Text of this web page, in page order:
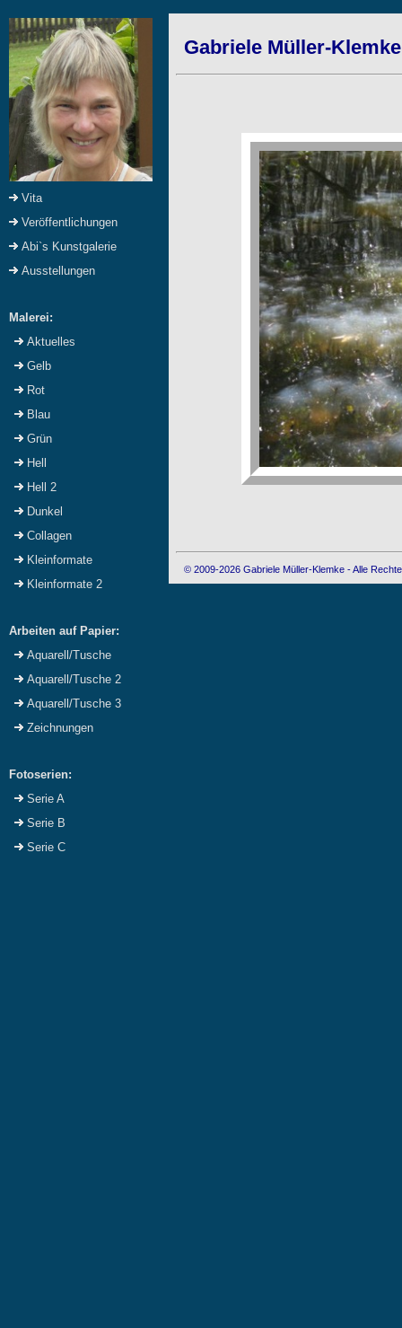
Vita
Veröffentlichungen
Abi`s Kunstgalerie
Ausstellungen
Malerei:
Aktuelles
Gelb
Rot
Blau
Grün
Hell
Hell 2
Dunkel
Collagen
Kleinformate
Kleinformate 2
Arbeiten auf Papier:
Aquarell/Tusche
Aquarell/Tusche 2
Aquarell/Tusche 3
Zeichnungen
Fotoserien:
Serie A
Serie B
Serie C
Gabriele Müller-
© 2009-2026 Gabriele Müller-Klemke - Alle